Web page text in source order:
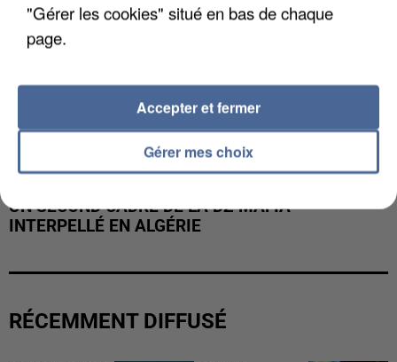
UN SECOND CADRE DE LA DZ MAFIA
INTERPELLÉ EN ALGÉRIE
RÉCEMMENT DIFFUSÉ
"Gérer les cookies" situé en bas de chaque
page.
Gérer mes choix
Accepter et fermer